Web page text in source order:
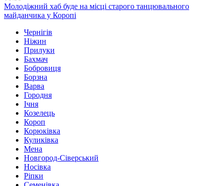
Молодіжний хаб буде на місці старого танцювального
майданчика у Коропі
Чернігів
Ніжин
Прилуки
Бахмач
Бобровиця
Борзна
Варва
Городня
Ічня
Козелець
Короп
Корюківка
Куликівка
Мена
Новгород-Сіверський
Носівка
Ріпки